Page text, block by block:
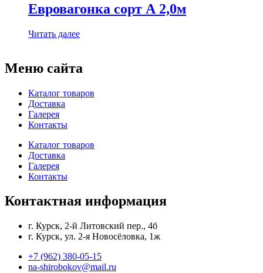
Евровагонка сорт А 2,0м
Читать далее
Меню сайта
Каталог товаров
Доставка
Галерея
Контакты
Каталог товаров
Доставка
Галерея
Контакты
Контактная информация
г. Курск, 2-й Литовский пер., 4б
г. Курск, ул. 2-я Новосёловка, 1ж
+7 (962) 380-05-15
na-shirobokov@mail.ru